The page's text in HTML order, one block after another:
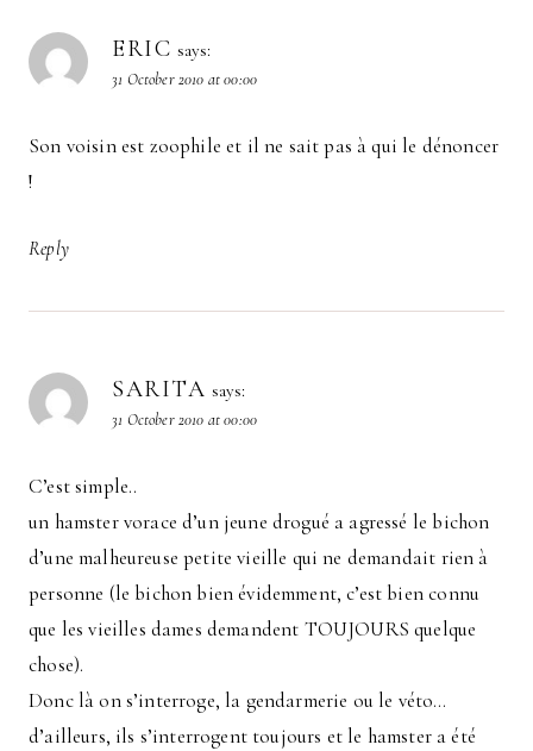
ERIC says:
31 October 2010 at 00:00
Son voisin est zoophile et il ne sait pas à qui le dénoncer
!
Reply
SARITA says:
31 October 2010 at 00:00
C’est simple..
un hamster vorace d’un jeune drogué a agressé le bichon
d’une malheureuse petite vieille qui ne demandait rien à
personne (le bichon bien évidemment, c’est bien connu
que les vieilles dames demandent TOUJOURS quelque
chose).
Donc là on s’interroge, la gendarmerie ou le véto…
d’ailleurs, ils s’interrogent toujours et le hamster a été